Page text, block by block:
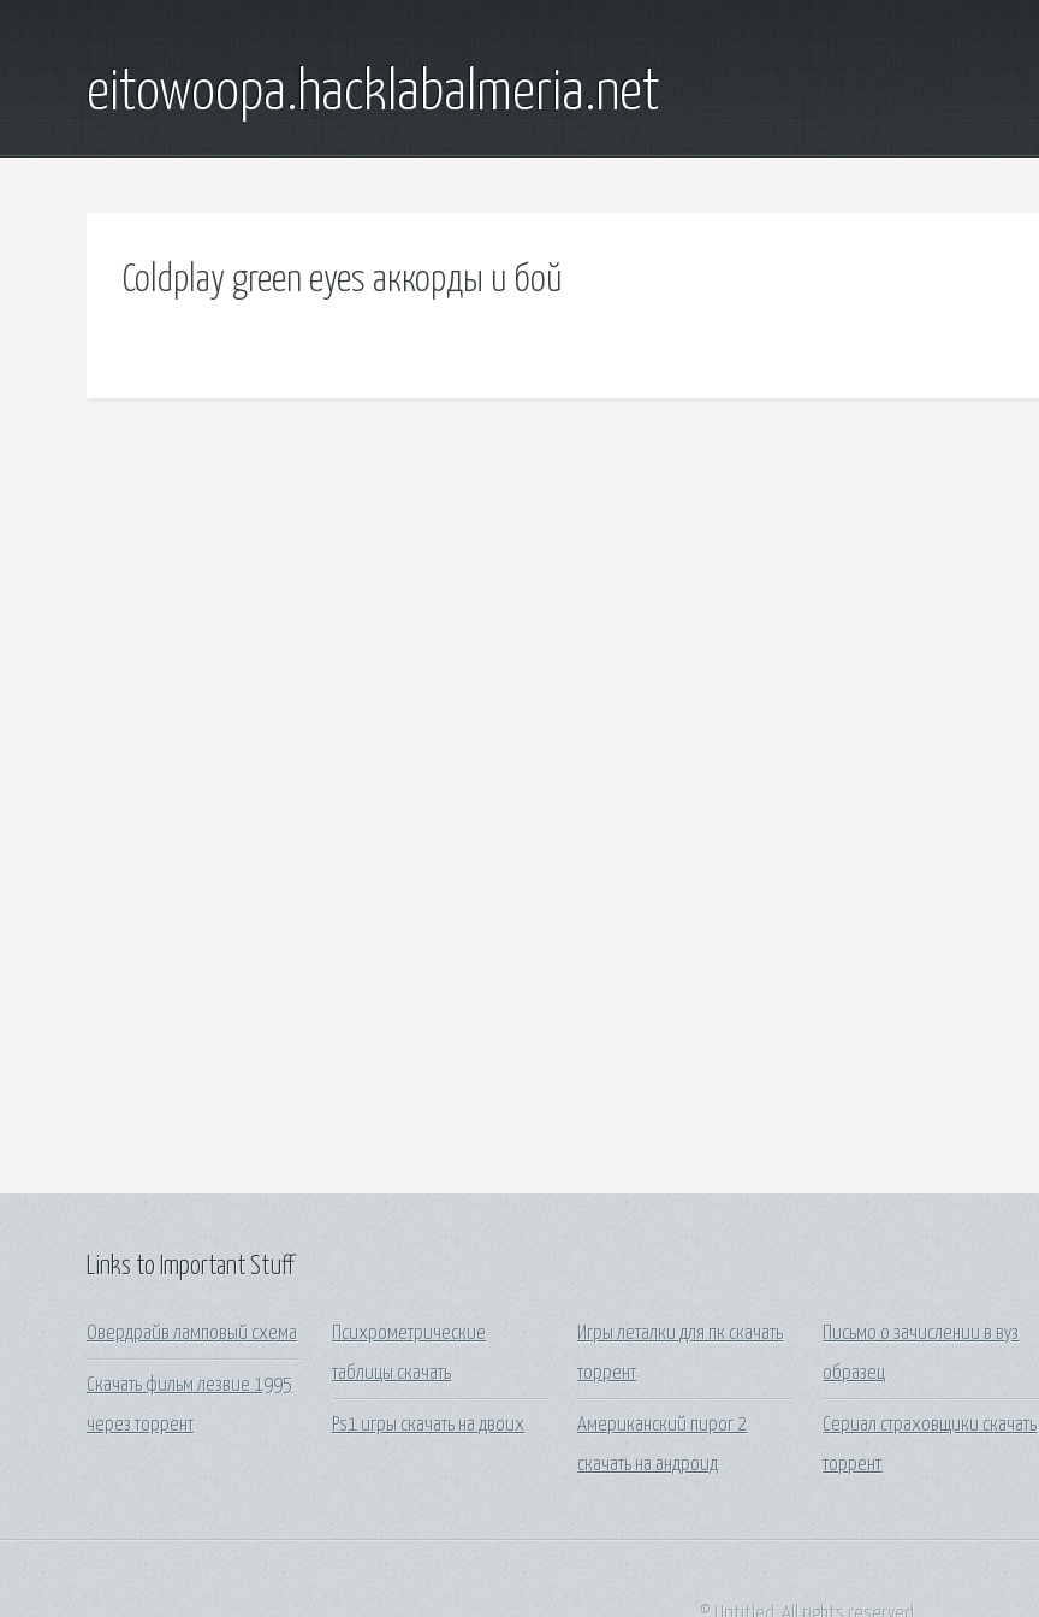
eitowoopa.hacklabalmeria.net
Coldplay green eyes аккорды и бой
Links to Important Stuff
Овердрайв ламповый схема
Скачать фильм лезвие 1995
через торрент
Психрометрические
таблицы скачать
Ps1 игры скачать на двоих
Игры леталки для пк скачать
торрент
Американский пирог 2
скачать на андроид
Письмо о зачислении в вуз
образец
Сериал страховщики скачать
торрент